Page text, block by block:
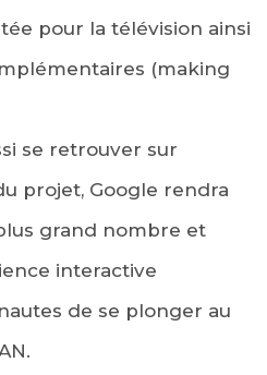
pour la télévision ainsi
(making
se retrouver sur
projet, Google rendra
grand nombre et
interactive
de se plonger au